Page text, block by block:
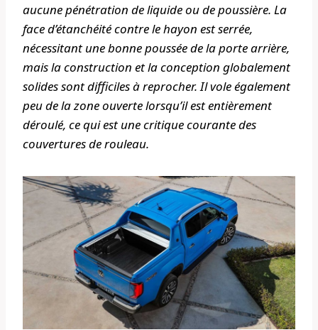
aucune pénétration de liquide ou de poussière. La
face d’étanchéité contre le hayon est serrée,
nécessitant une bonne poussée de la porte arrière,
mais la construction et la conception globalement
solides sont difficiles à reprocher. Il vole également
peu de la zone ouverte lorsqu’il est entièrement
déroulé, ce qui est une critique courante des
couvertures de rouleau.